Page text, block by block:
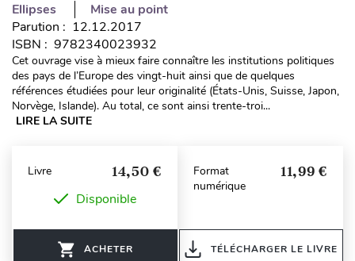
Ellipses
Mise au point
Parution : 12.12.2017
ISBN : 9782340023932
Cet ouvrage vise à mieux faire connaître les institutions politiques
des pays de l’Europe des vingt-huit ainsi que de quelques
références étudiées pour leur originalité (États-Unis, Suisse, Japon,
Norvège, Islande). Au total, ce sont ainsi trente-troi...
LIRE LA SUITE
Livre 14,50 €
Disponible
ACHETER
Format
numérique
11,99 €
TÉLÉCHARGER LE LIVRE